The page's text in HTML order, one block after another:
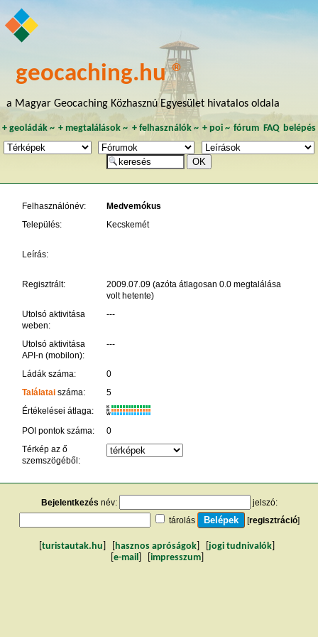
geocaching.hu ®
a Magyar Geocaching Közhasznú Egyesület hivatalos oldala
+ geoládák~ +megtalálások ~ + felhasználók~ + poi~ fórum FAQ belépés
Felhasználónév:
Medvemókus
Település:
Kecskemét
Leírás:
Regisztrált:
2009.07.09 (azóta átlagosan 0.0 megtalálása
volt hetente)
Utolsó aktivitása
weben:
---
Utolsó aktivitása
API-n (mobilon):
---
Ládák száma:
0
Találataiszáma:
5
Értékelései átlaga:
K
R
W
POI pontok száma:
0
Térkép az ő
szemszögéből:
Bejelentkezés név:
jelszó:
tárolás
[regisztráció]
turistautak.hu hasznos apróságok jogi tudnivalók
e-mail impresszum]